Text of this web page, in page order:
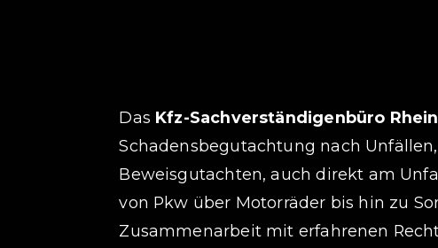
Das Kfz-Sachverständigenbüro
Schadensbegutachtung nach
Beweisgutachten, auch direkt am
von Pkw über Motorräder bis hin zu
Zusammenarbeit mit erfahrenen